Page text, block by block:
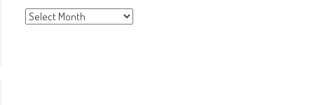
Arhive